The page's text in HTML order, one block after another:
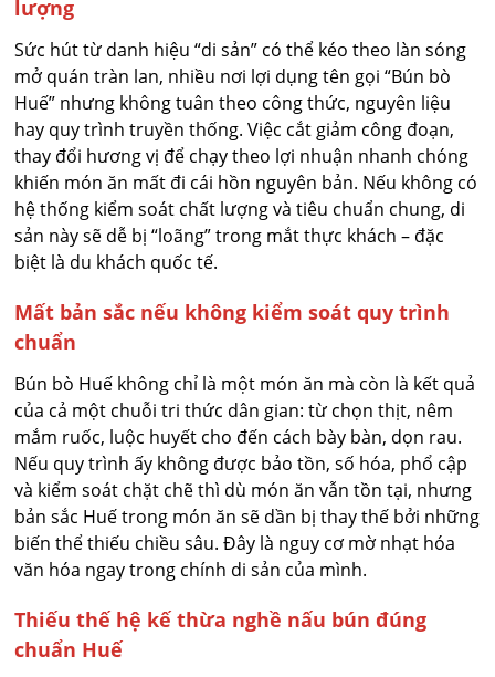
lượng
Sức hút từ danh hiệu “di sản” có thể kéo theo làn sóng
mở quán tràn lan, nhiều nơi lợi dụng tên gọi “Bún bò
Huế” nhưng không tuân theo công thức, nguyên liệu
hay quy trình truyền thống. Việc cắt giảm công đoạn,
thay đổi hương vị để chạy theo lợi nhuận nhanh chóng
khiến món ăn mất đi cái hồn nguyên bản. Nếu không có
hệ thống kiểm soát chất lượng và tiêu chuẩn chung, di
sản này sẽ dễ bị “loãng” trong mắt thực khách – đặc
biệt là du khách quốc tế.
Mất bản sắc nếu không kiểm soát quy trình
chuẩn
Bún bò Huế không chỉ là một món ăn mà còn là kết quả
của cả một chuỗi tri thức dân gian: từ chọn thịt, nêm
mắm ruốc, luộc huyết cho đến cách bày bàn, dọn rau.
Nếu quy trình ấy không được bảo tồn, số hóa, phổ cập
và kiểm soát chặt chẽ thì dù món ăn vẫn tồn tại, nhưng
bản sắc Huế trong món ăn sẽ dần bị thay thế bởi những
biến thể thiếu chiều sâu. Đây là nguy cơ mờ nhạt hóa
văn hóa ngay trong chính di sản của mình.
Thiếu thế hệ kế thừa nghề nấu bún đúng
chuẩn Huế